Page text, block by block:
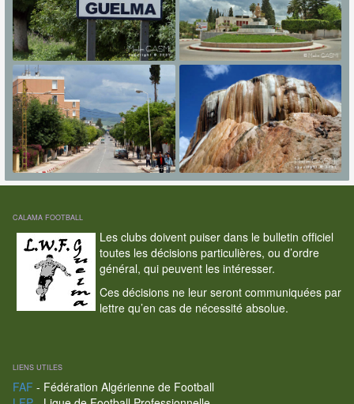
CALAMA FOOTBALL
Les clubs doivent puiser dans le bulletin officiel
toutes les décisions particulières, ou d’ordre
général, qui peuvent les intéresser.
Ces décisions ne leur seront communiquées par
lettre qu’en cas de nécessité absolue.
LIENS UTILES
FAF - Fédération Algérienne de Football